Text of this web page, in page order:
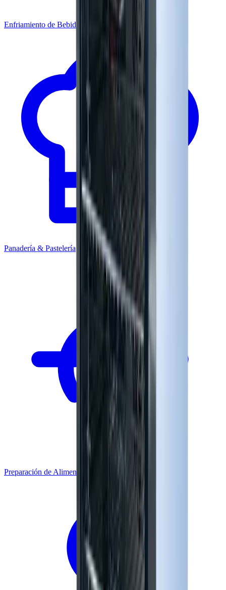
Enfriamiento de Bebidas
Panadería & Pastelería
Preparación de Alimentos